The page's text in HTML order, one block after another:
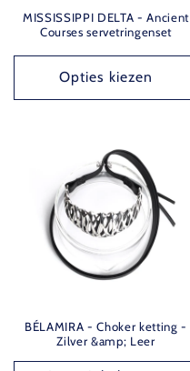
MISSISSIPPI DELTA - Ancient
Courses servetringenset
Opties kiezen
BÉLAMIRA - Choker ketting -
Zilver &amp; Leer